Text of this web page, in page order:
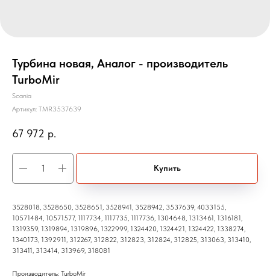
Турбина новая, Аналог - производитель
TurboMir
Scania
Артикул: TMR3537639
67 972 р.
Купить
3528018, 3528650, 3528651, 3528941, 3528942, 3537639, 4033155,
10571484, 10571577, 1117734, 1117735, 1117736, 1304648, 1313461, 1316181,
1319359, 1319894, 1319896, 1322999, 1324420, 1324421, 1324422, 1338274,
1340173, 1392911, 312267, 312822, 312823, 312824, 312825, 313063, 313410,
313411, 313414, 313969, 318081
Производитель: TurboMir